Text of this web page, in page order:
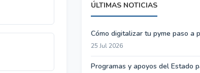
ÚLTIMAS NOTICIAS
Cómo digitalizar tu pyme paso a
25 Jul 2026
Programas y apoyos del Estado